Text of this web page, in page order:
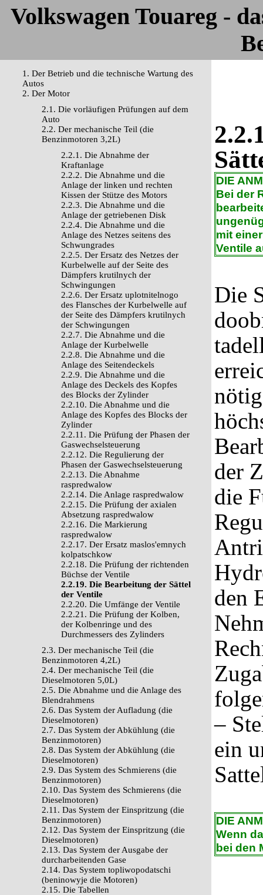
Volkswagen Touareg -
1. Der Betrieb und die technische Wartung des
Autos
2. Der Motor
2.1. Die vorläufigen Prüfungen auf dem
Auto
2.2. Der mechanische Teil (die
Benzinmotoren 3,2L)
2.2.1. Die Abnahme der
Kraftanlage
2.2.2. Die Abnahme und die
Anlage der linken und rechten
Kissen der Stütze des Motors
2.2.3. Die Abnahme und die
Anlage der getriebenen Disk
2.2.4. Die Abnahme und die
Anlage des Netzes seitens des
Schwungrades
2.2.5. Der Ersatz des Netzes der
Kurbelwelle auf der Seite des
Dämpfers krutilnych der
Schwingungen
2.2.6. Der Ersatz uplotnitelnogo
des Flansches der Kurbelwelle auf
der Seite des Dämpfers krutilnych
der Schwingungen
2.2.7. Die Abnahme und die
Anlage der Kurbelwelle
2.2.8. Die Abnahme und die
Anlage des Seitendeckels
2.2.9. Die Abnahme und die
Anlage des Deckels des Kopfes
des Blocks der Zylinder
2.2.10. Die Abnahme und die
Anlage des Kopfes des Blocks der
Zylinder
2.2.11. Die Prüfung der Phasen der
Gaswechselsteuerung
2.2.12. Die Regulierung der
Phasen der Gaswechselsteuerung
2.2.13. Die Abnahme
raspredwalow
2.2.14. Die Anlage raspredwalow
2.2.15. Die Prüfung der axialen
Absetzung raspredwalow
2.2.16. Die Markierung
raspredwalow
2.2.17. Der Ersatz maslos'emnych
kolpatschkow
2.2.18. Die Prüfung der richtenden
Büchse der Ventile
2.2.19. Die Bearbeitung der Sättel
der Ventile
2.2.20. Die Umfänge der Ventile
2.2.21. Die Prüfung der Kolben,
der Kolbenringe und des
Durchmessers des Zylinders
2.3. Der mechanische Teil (die
Benzinmotoren 4,2L)
2.4. Der mechanische Teil (die
Dieselmotoren 5,0L)
2.5. Die Abnahme und die Anlage des
Blendrahmens
2.6. Das System der Aufladung (die
Dieselmotoren)
2.7. Das System der Abkühlung (die
Benzinmotoren)
2.8. Das System der Abkühlung (die
Dieselmotoren)
2.9. Das System des Schmierens (die
Benzinmotoren)
2.10. Das System des Schmierens (die
Dieselmotoren)
2.11. Das System der Einspritzung (die
Benzinmotoren)
2.12. Das System der Einspritzung (die
Dieselmotoren)
2.13. Das System der Ausgabe der
durcharbeitenden Gase
2.14. Das System topliwopodatschi
(beninowyje die Motoren)
2.15. Die Tabellen
DIE
Bei der
mit
Ventile
Die
der
die
den
–
ein
DIE
Wenn
bei den